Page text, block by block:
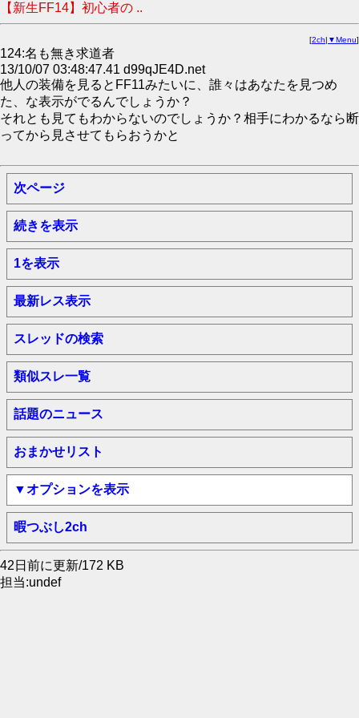
【新生FF14】初心者の ..
[2ch| ▼Menu]
124:名も無き求道者
13/10/07 03:48:47.41 d99qJE4D.net
他人の装備を見るとFF11みたいに、誰々はあなたを見つめ
た、な表示がでるんでしょうか？
それとも見てもわからないのでしょうか？相手にわかるなら断
ってから見させてもらおうかと
次ページ
続きを表示
1を表示
最新レス表示
スレッドの検索
類似スレ一覧
話題のニュース
おまかせリスト
▼オプションを表示
暇つぶし2ch
42日前に更新/172 KB
担当:undef